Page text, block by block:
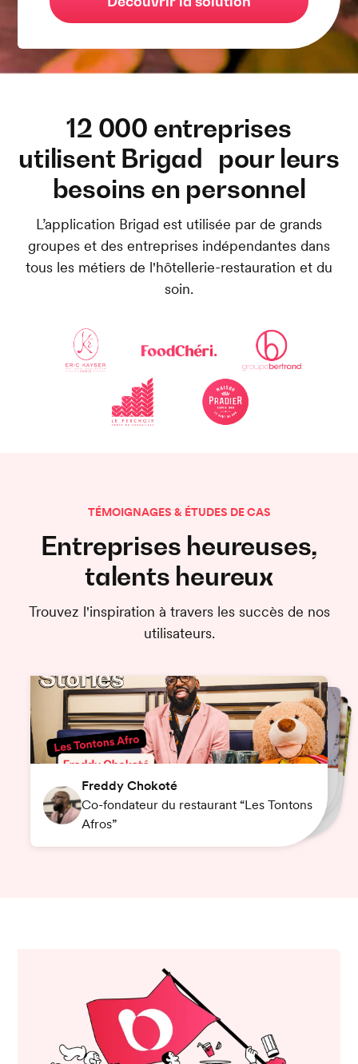
12 000 entreprises
utilisent Brigad pour leurs
besoins en personnel
L’application Brigad est utilisée par de grands
groupes et des entreprises indépendantes dans
tous les métiers de l'hôtellerie-restauration et du
soin.
TÉMOIGNAGES & ÉTUDES DE CAS
Entreprises heureuses,
talents heureux
Trouvez l'inspiration à travers les succès de nos
utilisateurs.
Freddy Chokoté
Co-fondateur du restaurant “Les Tontons
Afros”
Johann Bollier
Gérant du bar “La Base Arrière”
Ludiwine Beaugez
Coordinatrice Emploi chez Serenest
Jean-Eudes Bernard
Co-fondateur du restaurant “Sacré Frenchy”
Directeur des opérations La Brigade
Michèle Abdellaoui
Directrice d’établissement à MAS O.
Savage
Fondateur et gérant de Burger Boss
Assistante RH